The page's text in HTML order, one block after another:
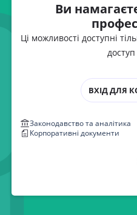
Ви
Ці можливості доступні
ВХІД ДЛЯ
Законодавство та аналітика
Корпоративні документи